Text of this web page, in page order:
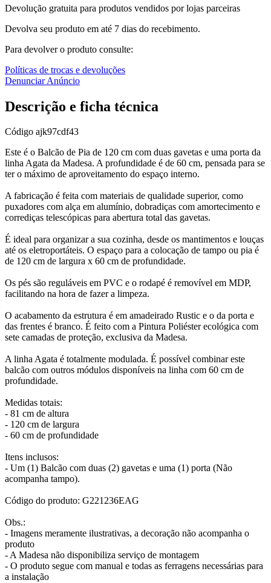
Devolução gratuita para produtos vendidos por lojas parceiras
Devolva seu produto em até 7 dias do recebimento.
Para devolver o produto consulte:
Políticas de trocas e devoluções
Denunciar Anúncio
Descrição e ficha técnica
Código ajk97cdf43
Este é o Balcão de Pia de 120 cm com duas gavetas e uma porta da
linha Agata da Madesa. A profundidade é de 60 cm, pensada para se
ter o máximo de aproveitamento do espaço interno.
A fabricação é feita com materiais de qualidade superior, como
puxadores com alça em alumínio, dobradiças com amortecimento e
corrediças telescópicas para abertura total das gavetas.
É ideal para organizar a sua cozinha, desde os mantimentos e louças
até os eletroportáteis. O espaço para a colocação de tampo ou pia é
de 120 cm de largura x 60 cm de profundidade.
Os pés são reguláveis em PVC e o rodapé é removível em MDP,
facilitando na hora de fazer a limpeza.
O acabamento da estrutura é em amadeirado Rustic e o da porta e
das frentes é branco. É feito com a Pintura Poliéster ecológica com
sete camadas de proteção, exclusiva da Madesa.
A linha Agata é totalmente modulada. É possível combinar este
balcão com outros módulos disponíveis na linha com 60 cm de
profundidade.
Medidas totais:
- 81 cm de altura
- 120 cm de largura
- 60 cm de profundidade
Itens inclusos:
- Um (1) Balcão com duas (2) gavetas e uma (1) porta (Não
acompanha tampo).
Código do produto: G221236EAG
Obs.:
- Imagens meramente ilustrativas, a decoração não acompanha o
produto
- A Madesa não disponibiliza serviço de montagem
- O produto segue com manual e todas as ferragens necessárias para
a instalação